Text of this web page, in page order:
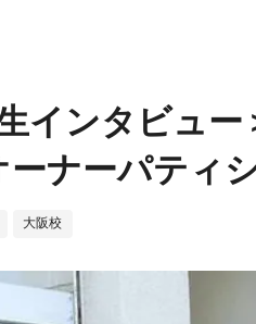
インタビュ
ナーパティ
大阪校